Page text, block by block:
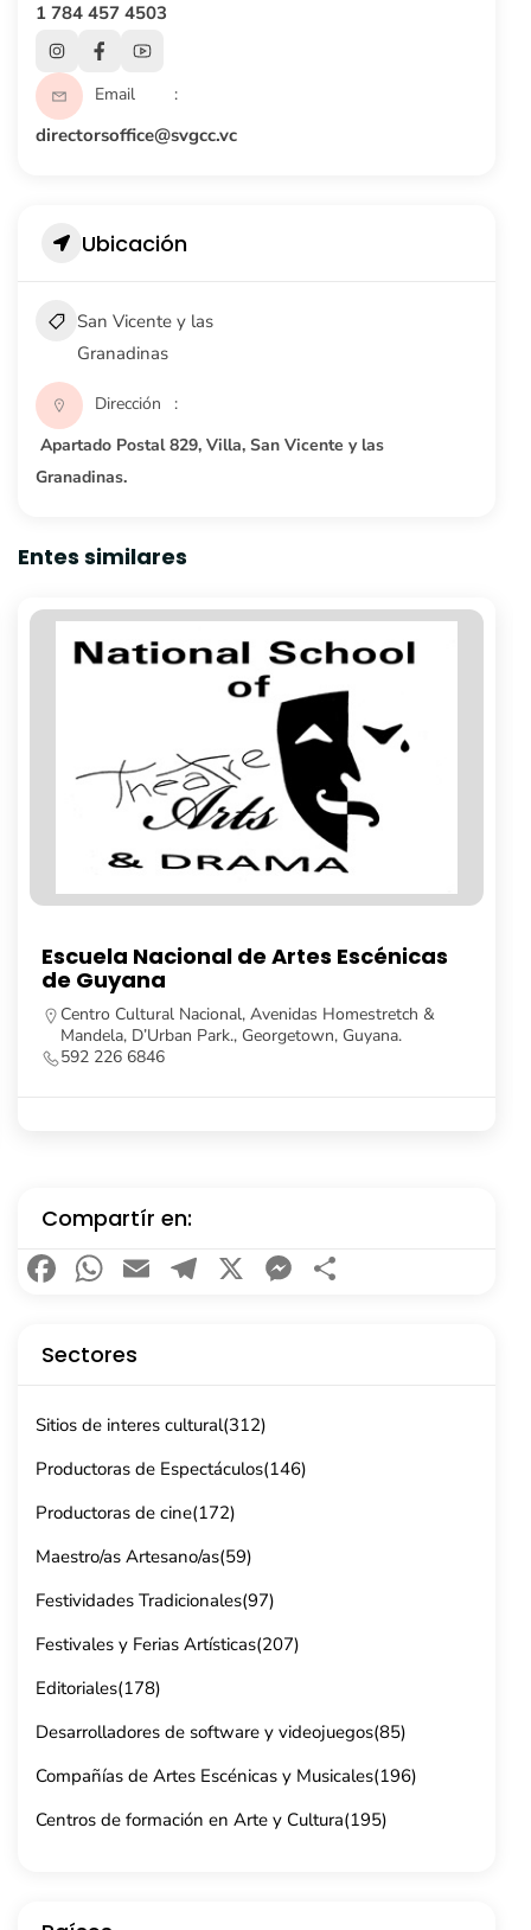
1 784 457 4503
Email
directorsoffice@svgcc.vc
Ubicación
San Vicente y las
Granadinas
Dirección
Apartado Postal 829, Villa, San Vicente y las
Granadinas.
Entes similares
Universidad de Guyana
Turkeyen Campus, Georgetown, Guyana.
592 623 5104
https://feh.uog.edu.gy/
Compartír en:
Facebook
WhatsApp
EmailTelegram
X Messenger
Sectores
Sitios de interes cultural(312)
Productoras de Espectáculos(146)
Productoras de cine(172)
Maestro/as Artesano/as(59)
Festividades Tradicionales(97)
Festivales y Ferias Artísticas(207)
Editoriales(178)
Desarrolladores de software y videojuegos(85)
Compañías de Artes Escénicas y Musicales(196)
Centros de formación en Arte y Cultura(195)